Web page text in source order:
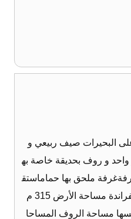
البحيرات صيف ربيعي و
و روف بحديقة خاصة به
سباحة و تتكون من 2 غرفةغرفة ملحق بها حماماستق
بال و مطبخ أمريكانيحماممخزنفراندة مساحة الأرض 315 م
و هي نفسها مساحة الروف المساحا